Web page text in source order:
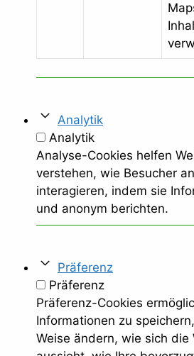
Analytik
Analytik
Analyse-Cookies helfen
verstehen, wie Besucher
interagieren, indem sie
und anonym berichten.
Präferenz
Präferenz
Präferenz-Cookies
Informationen zu
Weise ändern, wie sich